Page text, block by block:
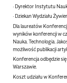
· Dyrektor Instytutu
· Dziekan Wydziału
Dla laureatów
wyników konferencji w
Nauka. Technologia.
możliwość publikacji
Konferencja odbędzie
Warszawie.
Koszt udziału w